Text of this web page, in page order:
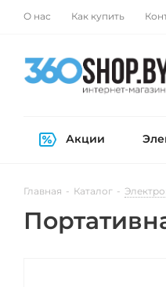
О нас Как купить
Акции
Главная - Каталог -